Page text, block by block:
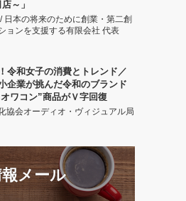
～」
日本の将来のために創業・第二創
ョンを支援する有限会社 代表
令和女子の消費とトレンド／
企業が挑んだ令和のブランド
ワコン”商品がＶ字回復
協会オーディオ・ヴィジュアル局
メール